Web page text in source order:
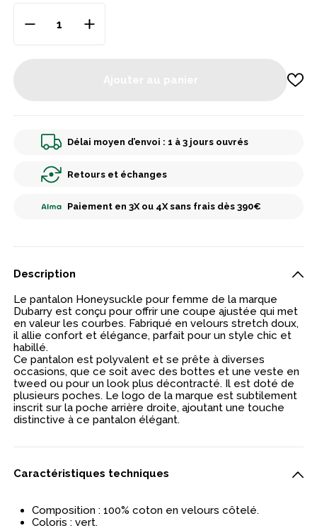
Délai moyen d’envoi : 1 à 3 jours ouvrés
Retours et échanges
Paiement en 3X ou 4X sans frais dès 390€
Description
Le pantalon Honeysuckle pour femme de la marque
Dubarry est conçu pour offrir une coupe ajustée qui met
en valeur les courbes. Fabriqué en velours stretch doux,
il allie confort et élégance, parfait pour un style chic et
habillé.
Ce pantalon est polyvalent et se prête à diverses
occasions, que ce soit avec des bottes et une veste en
tweed ou pour un look plus décontracté. Il est doté de
plusieurs poches. Le logo de la marque est subtilement
inscrit sur la poche arrière droite, ajoutant une touche
distinctive à ce pantalon élégant.
Caractéristiques techniques
Composition : 100% coton en velours côtelé.
Coloris : vert.